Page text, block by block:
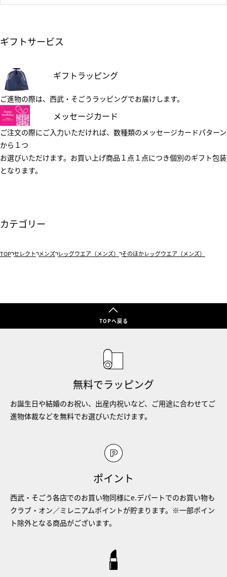
ギフトサービス
ギフトラッピング
ご進物の際は、西武・そごうラッピングでお届けします。
メッセージカード
ご注文の際にご入力いただければ、数種類のメッセージカードパターン
から１つ
お選びいただけます。お買い上げ商品１点１点につき個別のギフト包装
となります。
カテゴリー
TOP セレクト メンズ レッグウエア（メンズ） そのほかレッグウエア（メンズ）
TOPへ戻る
無料でラッピング
お誕生日や結婚のお祝い、出産内祝いなど、ご用途に合わせてご
進物体裁などを無料でお選びいただけます。
ポイント
西武・そごう各店でのお買い物同様にe.デパートでのお買い物も
クラブ・オン／ミレニアムポイントが貯まります。※一部ポイン
ト除外となる商品がございます。